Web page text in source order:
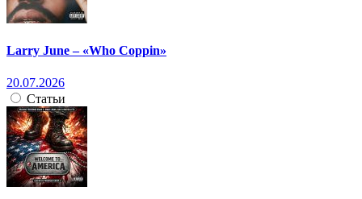
Larry June – «Who Coppin»
20.07.2026
Статьи